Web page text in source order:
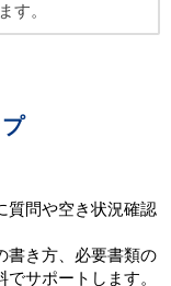
す。
質問や空き状況確認
書き方、必要書類の
サポートします。